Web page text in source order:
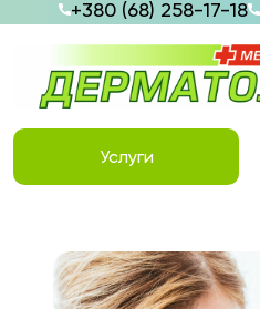
+380 (68) 258-17-18
Услуги